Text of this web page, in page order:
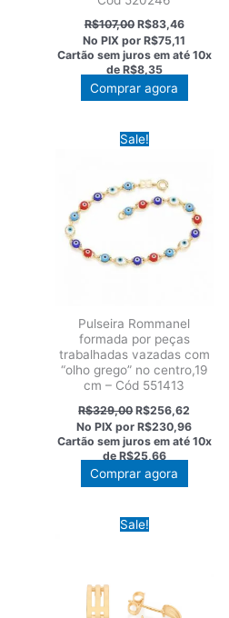
R$107,00 O
preço
original
era:
R$107,00.
R$83,46O
preço
atual
é:
R$83,46.
No PIX porR$75,11
Cartão sem juros em até 10x
deR$8,35
Comprar agora
Sale!
Pulseira Rommanel
formada por peças
trabalhadas vazadas com
“olho grego” no centro,19
cm – Cód 551413
R$329,00O
preço
original
era:
R$329,00.
R$256,62
preço
atual
é:
No PIX porR$230,96
Cartão sem juros em até 10x
deR$25,66
Comprar agora
Sale!